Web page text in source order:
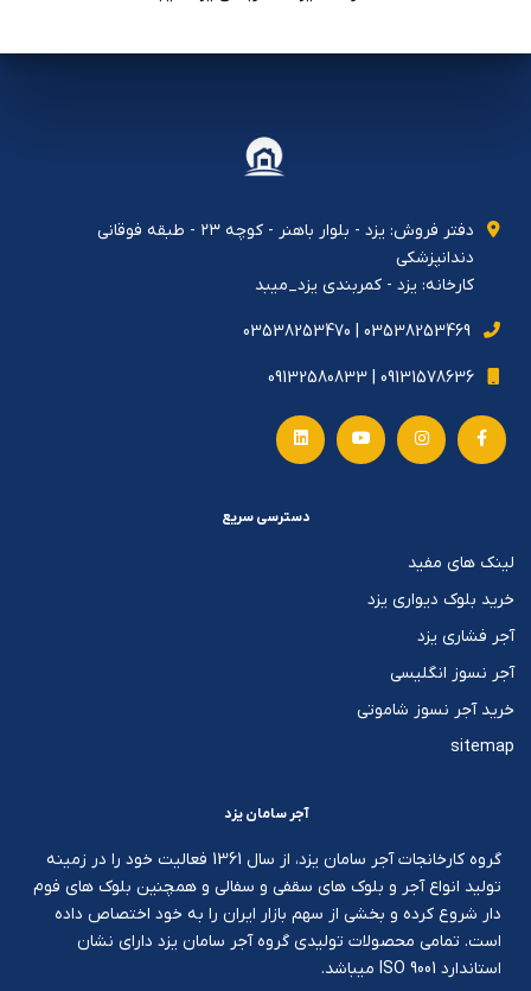
دفتر فروش: يزد - بلوار باهنر - كوچه ٢٣ - طبقه فوقاني
دندانپزشكي
کارخانه: یزد - کمربندی یزد_میبد
03538253469 | 03538253470
09131578636 | 09132580833
دسترسی سریع
لینک های مفید
خرید بلوک دیواری یزد
آجر فشاری یزد
آجر نسوز انگلیسی
خرید آجر نسوز شاموتی
sitemap
آجر سامان یزد
گروه کارخانجات آجر سامان یزد، از سال 1361 فعالیت خود را در زمینه
تولید انواع آجر و بلوک های سقفی و سفالی و همچنین بلوک های فوم
دار شروع کرده و بخشی از سهم بازار ایران را به خود اختصاص داده
است. تمامی محصولات تولیدی گروه آجر سامان یزد دارای نشان
استاندارد ISO 9001 میباشد.